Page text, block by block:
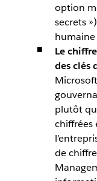
option
secrets
Le
des clés
plutôt
chiffrées
de